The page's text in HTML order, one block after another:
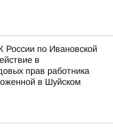
по Ивановской
в
прав работника
в Шуйском